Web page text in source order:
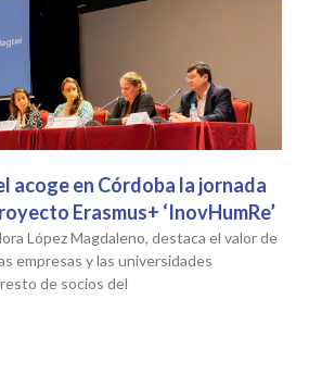
acoge en Córdoba la jornada
Erasmus+ ‘InovHumRe’
López Magdaleno, destaca el valor de
empresas y las universidades
de socios del